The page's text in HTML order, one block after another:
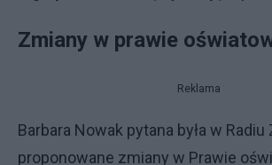
Zmiany w prawie
Reklama
Barbara Nowak pytana była w Radiu
proponowane zmiany w Prawie